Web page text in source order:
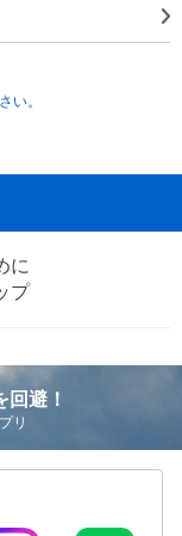
い。
に
プ
避！
リ